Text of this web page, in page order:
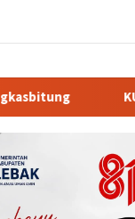
APBD Tanah